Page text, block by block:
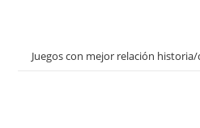
Juegos con mejor relación